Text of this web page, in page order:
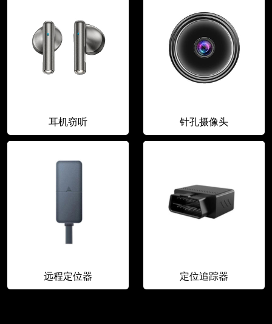
耳机窃听 针孔摄像头
远程定位器 定位追踪器